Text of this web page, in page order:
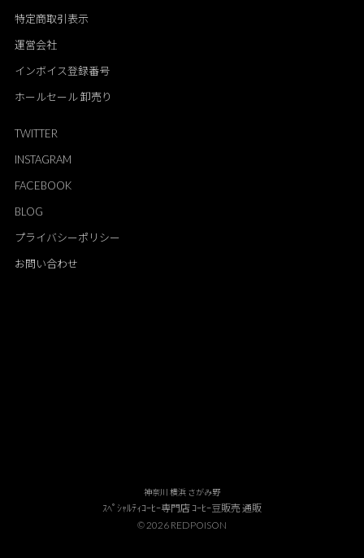
特定商取引表示
運営会社
インボイス登録番号
ホールセール 卸売り
TWITTER
INSTAGRAM
FACEBOOK
BLOG
プライバシーポリシー
お問い合わせ
神奈川 横浜 さがみ野
ｽﾍﾟｼｬﾙﾃｨｺｰﾋｰ専門店 ｺｰﾋｰ豆販売 通販
© 2026 REDPOISON